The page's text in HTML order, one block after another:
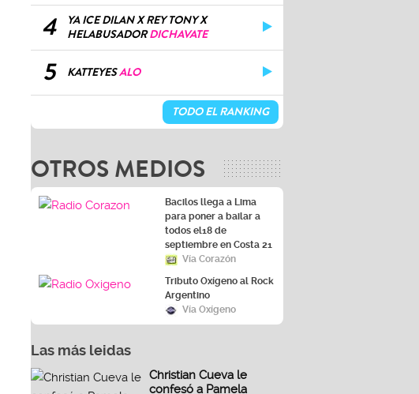
4
YA ICE DILAN X REY TONY X
HELABUSADORDICHAVATE
5 KATTEYESALO
TODO EL RANKING
OTROS MEDIOS
Bacilos llega a Lima
para poner a bailar a
todos el18 de
septiembre en Costa 21
Vía Corazón
Tributo Oxígeno al Rock
Argentino
Vía Oxígeno
Las más leidas
Christian Cueva le
confesó a Pamela